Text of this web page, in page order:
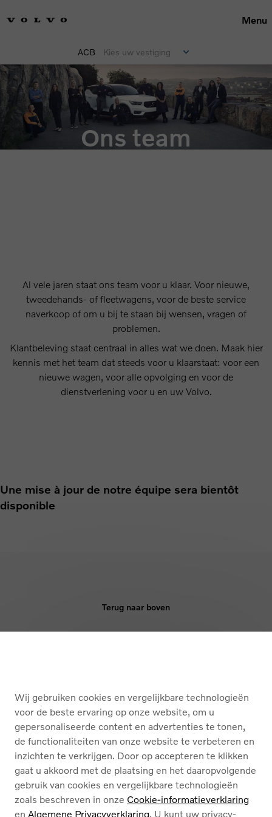
Menu
ACB Kies uw vestiging
Ons team
Al vele jaren staat ons team voor u klaar. Voor nieuwe,
tweedehands- of fleetwagens, voor de beste service
naverkoop of om u bij te staan bij wensen, vragen of
problemen.
Klantbeleving staat centraal in alles wat we doen. Maak hier
kennis met het team dat steeds voor u klaarstaat: voor een
nieuwe wagen, voor alle opvolging en voor de
dienstverlening voor u en uw Volvo.
Une mise à jour de notre équipe sera bientôt
disponible
Terug naar boven
OVER ONS
FrenchNederlands
Wij gebruiken cookies en vergelijkbare technologieën
voor de beste ervaring op onze website, om u
gepersonaliseerde content en advertenties te tonen,
de functionaliteiten van onze website te verbeteren en
inzichten te verkrijgen. Door op accepteren te klikken
gaat u akkoord met de plaatsing en het daaropvolgende
gebruik van cookies en vergelijkbare technologieën
zoals beschreven in onze Cookie-informatieverklaring
en Algemene Privacyverklaring. U kunt uw privacy-